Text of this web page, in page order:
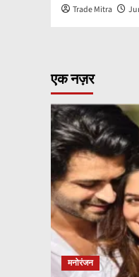
Trade Mitra
एक नज़र
मनोरंजन